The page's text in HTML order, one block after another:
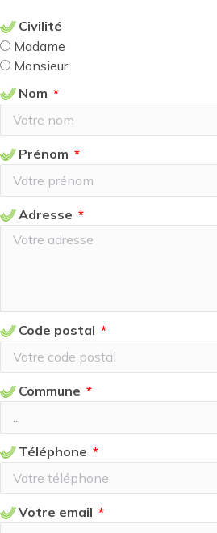
Civilité
Madame
Monsieur
Nom
Prénom
Adresse
Code postal
Commune
Téléphone
Votre email